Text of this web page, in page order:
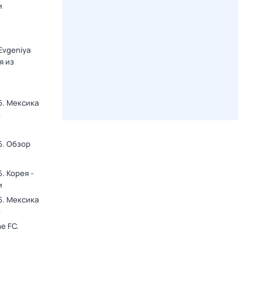
из
Мексика
Обзор
Корея -
Мексика
FC.